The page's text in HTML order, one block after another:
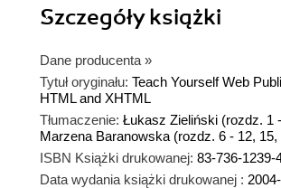
Szczegółyksiążki
Dane producenta »
Tytuł oryginału: Teach Yourself Web
HTML and XHTML
Tłumaczenie: Łukasz Zieliński (rozdz. 1
Marzena Baranowska (rozdz. 6 - 12, 15,
ISBN Książki drukowanej: 83-736-1239-
Data wydania książki drukowanej :